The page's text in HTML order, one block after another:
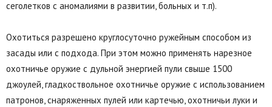
сеголетков с аномалиями в развитии, больных и т.п).
Охотиться разрешено круглосуточно ружейным способом из
засады или с подхода. При этом можно применять нарезное
охотничье оружие с дульной энергией пули свыше 1500
джоулей, гладкоствольное охотничье оружие с использованием
патронов, снаряженных пулей или картечью, охотничьи луки и